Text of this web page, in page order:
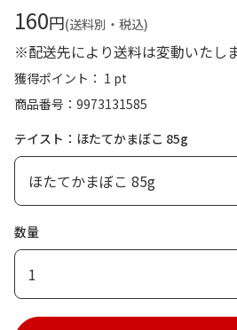
160円(送料別・税込)
※配送先により送料は変動いたしま
獲得ポイント： 1 pt
商品番号
9973131585
テイスト：ほたてかまぼこ 85g
数量
1